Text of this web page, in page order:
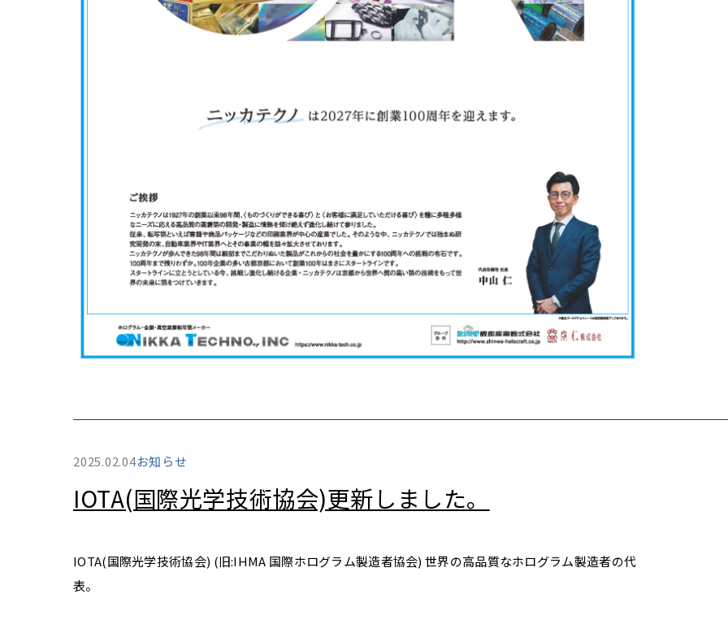
2025.02.04お知らせ
IOTA(国際光学技術協会)更新しました。
IOTA(国際光学技術協会) (旧:IHMA 国際ホログラム製造者協会) 世界の高品質なホログラム製造者の代
表。